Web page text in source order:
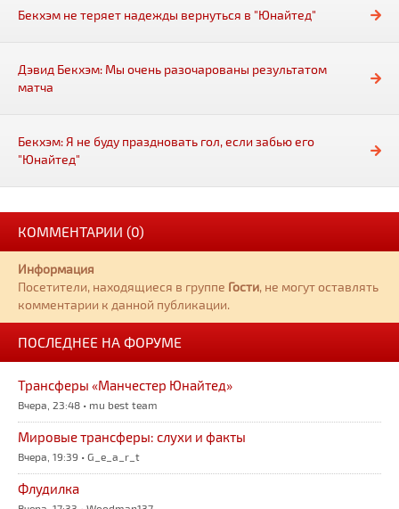
Бекхэм не теряет надежды вернуться в "Юнайтед"
Дэвид Бекхэм: Мы очень разочарованы результатом
матча
Бекхэм: Я не буду праздновать гол, если забью его
"Юнайтед"
КОММЕНТАРИИ (0)
Информация
Посетители, находящиеся в группе Гости, не могут оставлять
комментарии к данной публикации.
ПОСЛЕДНЕЕ НА ФОРУМЕ
Трансферы «Манчестер Юнайтед»
Вчера, 23:48 • mu best team
Мировые трансферы: слухи и факты
Вчера, 19:39 • G_e_a_r_t
Флудилка